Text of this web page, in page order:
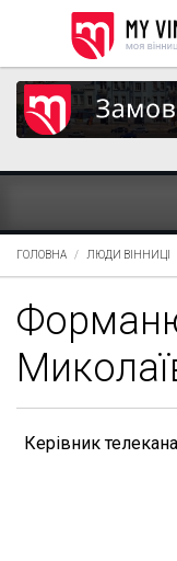
ГОЛОВНА ЛЮДИ ВІННИЦІ
Керівник